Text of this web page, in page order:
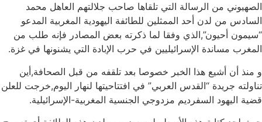
الصهيوني من الرسالة التي تلقاها صاحب جلالتهم العاهل محمد
السادس من لدن أحد الممثلين للطائفة اليهودية المغربية المدعو
“سيمون أحيون”,الذي وفقا لما ذكرته بعض المصادر فإنه طلب من
المغرب مساندة الإسرائيليين في حرب الإبادة التي يشنونها في غزة.
و منذ أن أشيع هذا الخبر خصوصا بعد تلقفه من قبل الصحافة,أين
تناولته جريدة “القدس العربي” في افتتاحيتها لنهار اليوم,خرجت للعلن
قضية اليهود السفرديم مزدوجي الجنسية المغربية-الإسرائيلية.